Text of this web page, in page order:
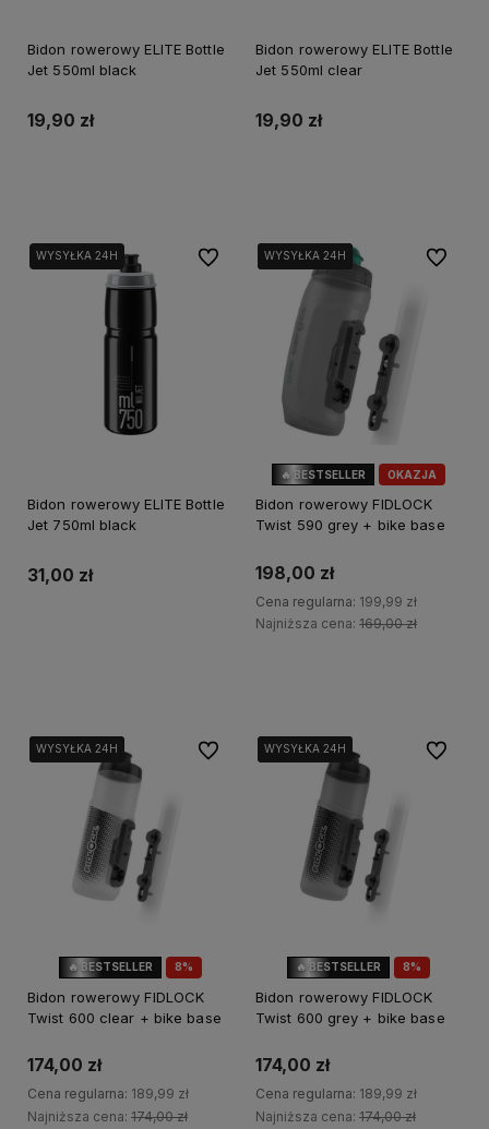
Bidon rowerowy ELITE Bottle
Jet 550ml black
19,90 zł
Bidon rowerowy ELITE Bottle
Jet 550ml clear
19,90 zł
WYSYŁKA 24H
Bidon rowerowy ELITE Bottle
Jet 750ml black
31,00 zł
Do ulubionych
OKAZJA
🔥 BESTSELLER
WYSYŁKA 24H
WYSYŁKA 24H
WYSYŁKA 24H
Bidon rowerowy FIDLOCK
Twist 590 grey + bike base
198,00 zł
Cena regularna: 199,99 zł
Najniższa cena: 169,00 zł
Do
8%
🔥 BESTSELLER
WYSYŁKA 24H
WYSYŁKA 24H
WYSYŁKA 24H
Bidon rowerowy FIDLOCK
Twist 600 clear + bike base
174,00 zł
Cena regularna: 189,99 zł
Najniższa cena: 174,00 zł
Do ulubionych
8%
🔥 BESTSELLER
WYSYŁKA 24H
WYSYŁKA 24H
WYSYŁKA 24H
Bidon rowerowy FIDLOCK
Twist 600 grey + bike base
174,00 zł
Cena regularna: 189,99 zł
Najniższa cena: 174,00 zł
Do